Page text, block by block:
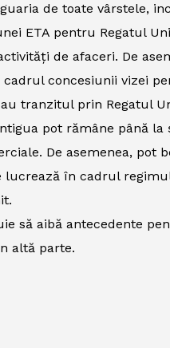
de toate vârstele,
ETA pentru Regatul
de afaceri. De
concesiunii vizei
tranzitul prin Regatul
pot rămâne până
De asemenea,
lucrează în cadrul
să aibă antecedente
altă parte.